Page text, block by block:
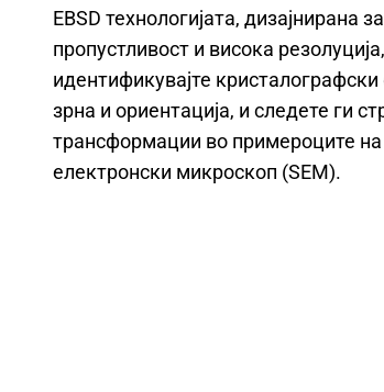
EBSD технологијата, дизајнирана
пропустливост и висока
идентификувајте
зрна и ориентација, и следете ги
трансформации во примероците
електронски микроскоп (SEM).